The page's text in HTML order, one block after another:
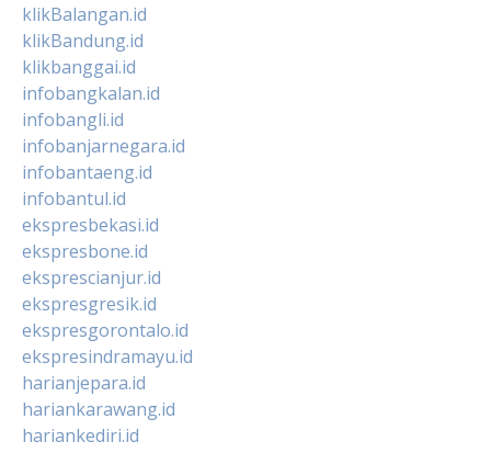
klikBalangan.id
klikBandung.id
klikbanggai.id
infobangkalan.id
infobangli.id
infobanjarnegara.id
infobantaeng.id
infobantul.id
ekspresbekasi.id
ekspresbone.id
eksprescianjur.id
ekspresgresik.id
ekspresgorontalo.id
ekspresindramayu.id
harianjepara.id
hariankarawang.id
hariankediri.id